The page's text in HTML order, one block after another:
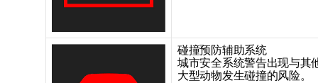
碰撞预防辅助系统
城市安全系统警告出现与其
大型动物发生碰撞的风险。